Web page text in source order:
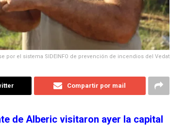
por el sistema SIDEINFO de prevención de incendios del Vedat
Compartir por mail
de Alberic visitaron ayer la capital